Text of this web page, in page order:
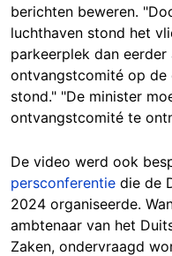
berichten beweren.
luchthaven stond het
parkeerplek dan
ontvangstcomité op de
stond." "De minister
ontvangstcomité te
De video werd ook
persconferentie die de
2024 organiseerde.
ambtenaar van het
Zaken, ondervraagd